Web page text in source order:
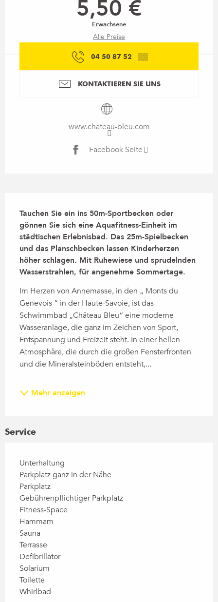
5,50 €
Erwachsene
Alle Preise
04 50 87 52 ▒▒
KONTAKTIEREN SIE UNS
www.chateau-bleu.com
Facebook Seite
Tauchen Sie ein ins 50m-Sportbecken oder
gönnen Sie sich eine Aquafitness-Einheit im
städtischen Erlebnisbad. Das 25m-Spielbecken
und das Planschbecken lassen Kinderherzen
höher schlagen. Mit Ruhewiese und sprudelnden
Wasserstrahlen, für angenehme Sommertage.
Im Herzen von Annemasse, in den „ Monts du
Genevois “ in der Haute-Savoie, ist das
Schwimmbad „Château Bleu“ eine moderne
Wasseranlage, die ganz im Zeichen von Sport,
Entspannung und Freizeit steht. In einer hellen
Atmosphäre, die durch die großen Fensterfronten
und die Mineralsteinböden entsteht,...
Mehr anzeigen
Service
Unterhaltung
Parkplatz ganz in der Nähe
Parkplatz
Gebührenpflichtiger Parkplatz
Fitness-Space
Hammam
Sauna
Terrasse
Defibrillator
Solarium
Toilette
Whirlbad